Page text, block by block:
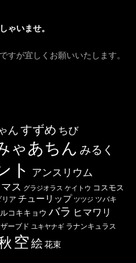
ゃいませ。
すが宜しくお願いいたします。
んすずめ ちび
ゃあちん みるく
ト アンスリウム
ス グラジオラス ケイトウ コスモス
リア チューリップ ツツジ ツバキ
ルコキキョウ バラ ヒマワリ
ーブド ユキヤナギ ラナンキュラス
空絵花束